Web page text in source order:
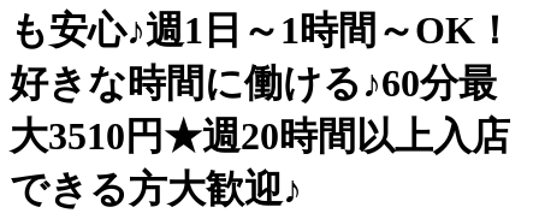
も安心♪週1日～1時間～OK！
好きな時間に働ける♪60分最
大3510円★週20時間以上入店
できる方大歓迎♪